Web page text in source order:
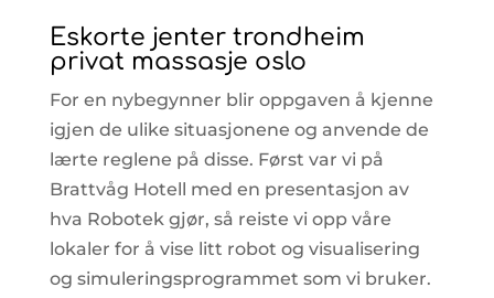
Eskorte jenter trondheim
privat massasje oslo
For en nybegynner blir oppgaven å kjenne
igjen de ulike situasjonene og anvende de
lærte reglene på disse. Først var vi på
Brattvåg Hotell med en presentasjon av
hva Robotek gjør, så reiste vi opp våre
lokaler for å vise litt robot og visualisering
og simuleringsprogrammet som vi bruker.